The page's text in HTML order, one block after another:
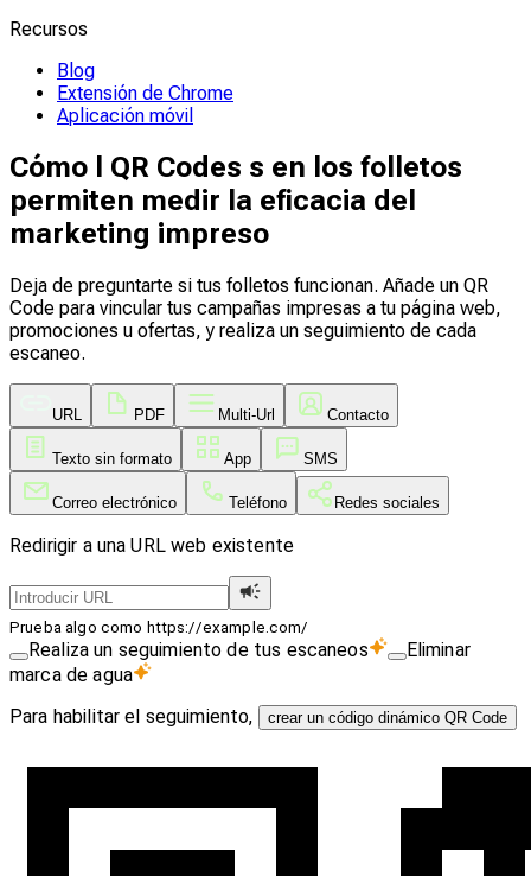
Recursos
Blog
Extensión de Chrome
Aplicación móvil
Cómo l QR Codes s en los folletos
permiten medir la eficacia del
marketing impreso
Deja de preguntarte si tus folletos funcionan. Añade un QR
Code para vincular tus campañas impresas a tu página web,
promociones u ofertas, y realiza un seguimiento de cada
escaneo.
URL PDF Multi-Url Contacto
Texto sin formato App SMS
Correo electrónico Teléfono Redes sociales
Redirigir a una URL web existente
Prueba algo como https://example.com/
Realiza un seguimiento de tus escaneos
Eliminar
marca de agua
Para habilitar el seguimiento,
crear un código dinámico QR Code